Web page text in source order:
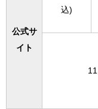
公式サ
イト
込)